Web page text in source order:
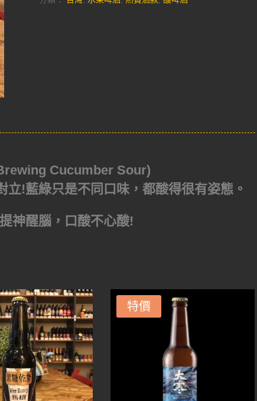
Cucumber Sour)
!藍綠只是不同口味，都酸得很有姿態。
神醒腦，口酸不心酸!
特價